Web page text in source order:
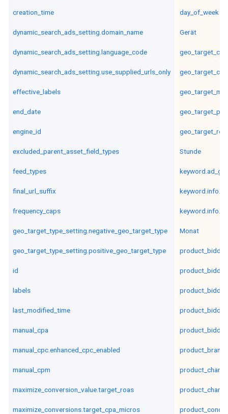
creation_time
dynamic_search_ads_setting.domain_name
dynamic_search_ads_setting.language_code
dynamic_search_ads_setting.use_supplied_urls_only
effective_labels
end_date
engine_id
excluded_parent_asset_field_types
feed_types
final_url_suffix
frequency_caps
geo_target_type_setting.negative_geo_target_type
geo_target_type_setting.positive_geo_target_type
id
labels
last_modified_time
manual_cpa
manual_cpc.enhanced_cpc_enabled
manual_cpm
maximize_conversion_value.target_roas
maximize_conversions.target_cpa_micros
day_of_week
Gerät
geo_target_city
Stunde
Monat
product_brand